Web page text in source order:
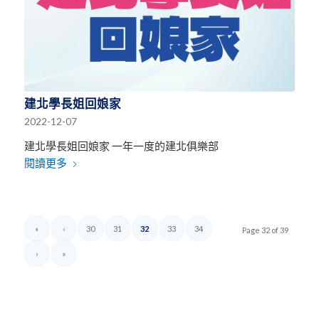
建北學長姐回娘家
2022-12-07
建北學長姐回娘家 一年一度的建北俱樂部
閱讀更多
Page 32 of 39
« ‹ 30 31 32 33 34
› »